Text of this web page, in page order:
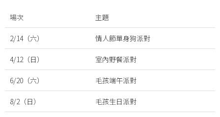
場次 主題
2/14（六） 情人節單身狗派對
4/12（日） 室內野餐派對
6/20（六） 毛孩端午派對
8/2（日） 毛孩生日派對